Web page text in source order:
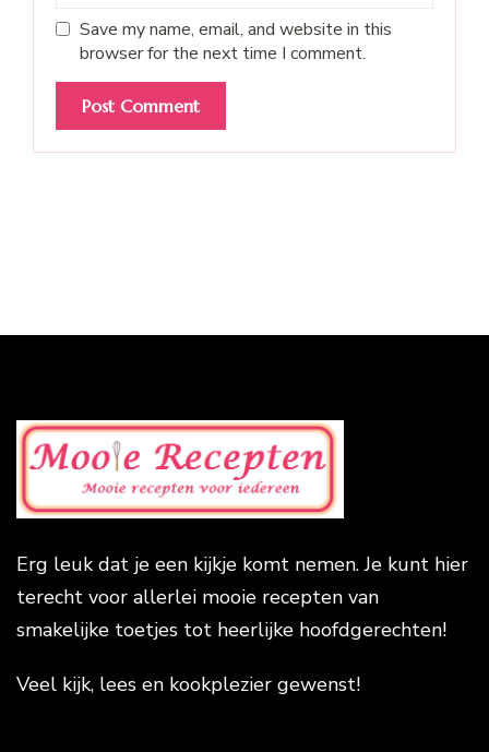
Save my name, email, and website in this
browser for the next time I comment.
Erg leuk dat je een kijkje komt nemen. Je kunt hier
terecht voor allerlei mooie recepten van
smakelijke toetjes tot heerlijke hoofdgerechten!
Veel kijk, lees en kookplezier gewenst!